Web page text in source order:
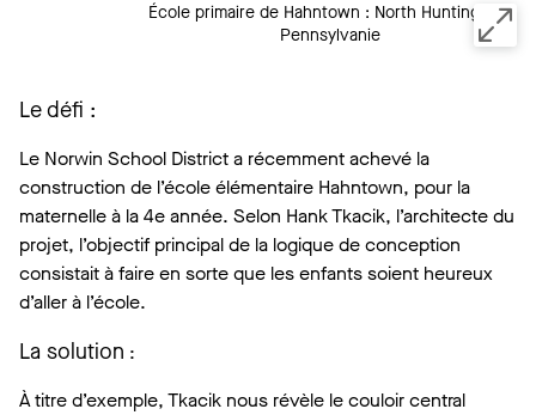
École primaire de Hahntown : North Huntingdon,
Pennsylvanie
Le défi :
Le Norwin School District a récemment achevé la
construction de l’école élémentaire Hahntown, pour la
maternelle à la 4e année. Selon Hank Tkacik, l’architecte du
projet, l’objectif principal de la logique de conception
consistait à faire en sorte que les enfants soient heureux
d’aller à l’école.
La solution :
À titre d’exemple, Tkacik nous révèle le couloir central